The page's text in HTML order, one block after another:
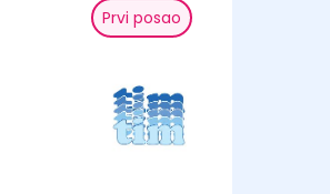
Prvi posao